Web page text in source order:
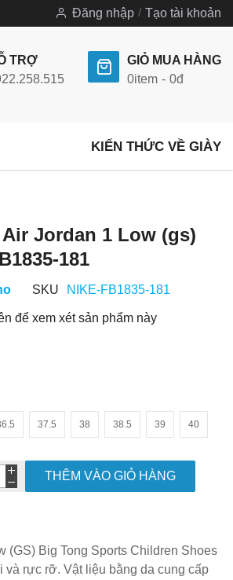
Đăng nhập Tạo tài khoản
TRỢ
GIỎ MUA HÀNG
0item 0đ
KIẾN THỨC VỀ GIÀY
Jordan 1 Low (gs)
181
SKU NIKE-FB1835-181
để xem xét sản phẩm này
37.5 38 38.5 39 40
THÊM VÀO GIỎ HÀNG
(GS) Big Tong Sports Children Shoes
và rực rỡ. Vật liệu bằng da cung cấp